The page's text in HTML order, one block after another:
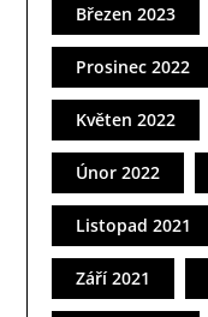
Březen 2023
Prosinec 2022
Květen 2022
Únor 2022
Listopad 2021
Září 2021